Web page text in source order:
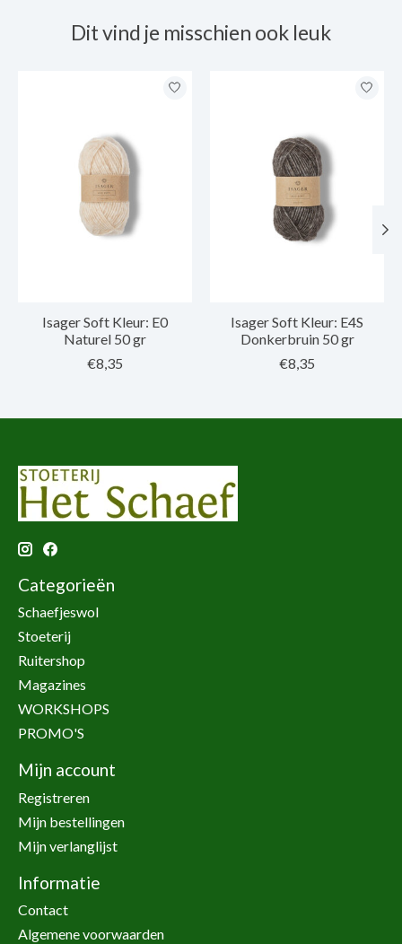
Dit vind je misschien ook leuk
Items van productcarrousel
Isager Soft Kleur: E0
Naturel 50 gr
€8,35
Isager Soft Kleur: E4S
Donkerbruin 50 gr
€8,35
Categorieën
Schaefjeswol
Stoeterij
Ruitershop
Magazines
WORKSHOPS
PROMO'S
Mijn account
Registreren
Mijn bestellingen
Mijn verlanglijst
Informatie
Contact
Algemene voorwaarden